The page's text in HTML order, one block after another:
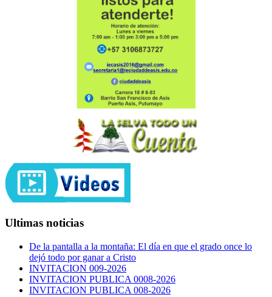
Ultimas noticias
De la pantalla a la montaña: El día en que el grado once lo
dejó todo por ganar a Cristo
INVITACION 009-2026
INVITACION PUBLICA 0008-2026
INVITACION PUBLICA 008-2026